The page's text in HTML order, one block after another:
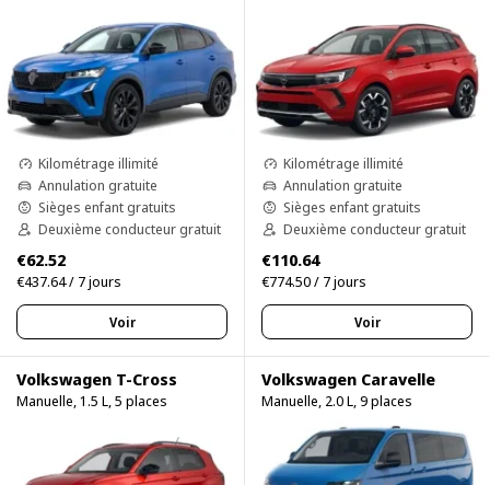
Kilométrage illimité
Annulation gratuite
Sièges enfant gratuits
Deuxième conducteur gratuit
€62.52
€437.64 / 7 jours
Voir
Kilométrage illimité
Annulation gratuite
Sièges enfant gratuits
Deuxième conducteur gratuit
€110.64
€774.50 / 7 jours
Voir
Volkswagen T-Cross
Manuelle, 1.5 L, 5 places
Volkswagen Caravelle
Manuelle, 2.0 L, 9 places